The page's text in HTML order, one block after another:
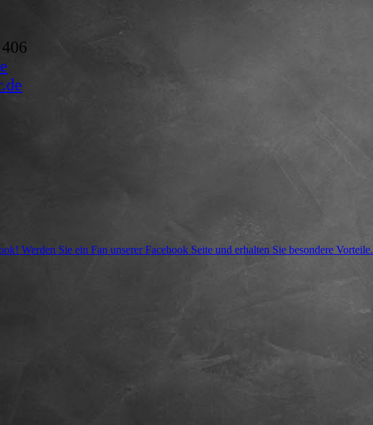
Werden Sie ein Fan unserer Facebook Seite und erhalten Sie besondere Vorteile.